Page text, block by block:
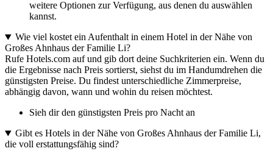
weitere Optionen zur Verfügung, aus denen du auswählen
kannst.
Wie viel kostet ein Aufenthalt in einem Hotel in der Nähe von
Großes Ahnhaus der Familie Li?
Rufe Hotels.com auf und gib dort deine Suchkriterien ein. Wenn du
die Ergebnisse nach Preis sortierst, siehst du im Handumdrehen die
günstigsten Preise. Du findest unterschiedliche Zimmerpreise,
abhängig davon, wann und wohin du reisen möchtest.
Sieh dir den günstigsten Preis pro Nacht an
Gibt es Hotels in der Nähe von Großes Ahnhaus der Familie Li,
die voll erstattungsfähig sind?